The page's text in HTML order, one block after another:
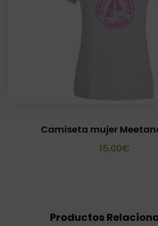
Camiseta mujer
15,00€
Productos